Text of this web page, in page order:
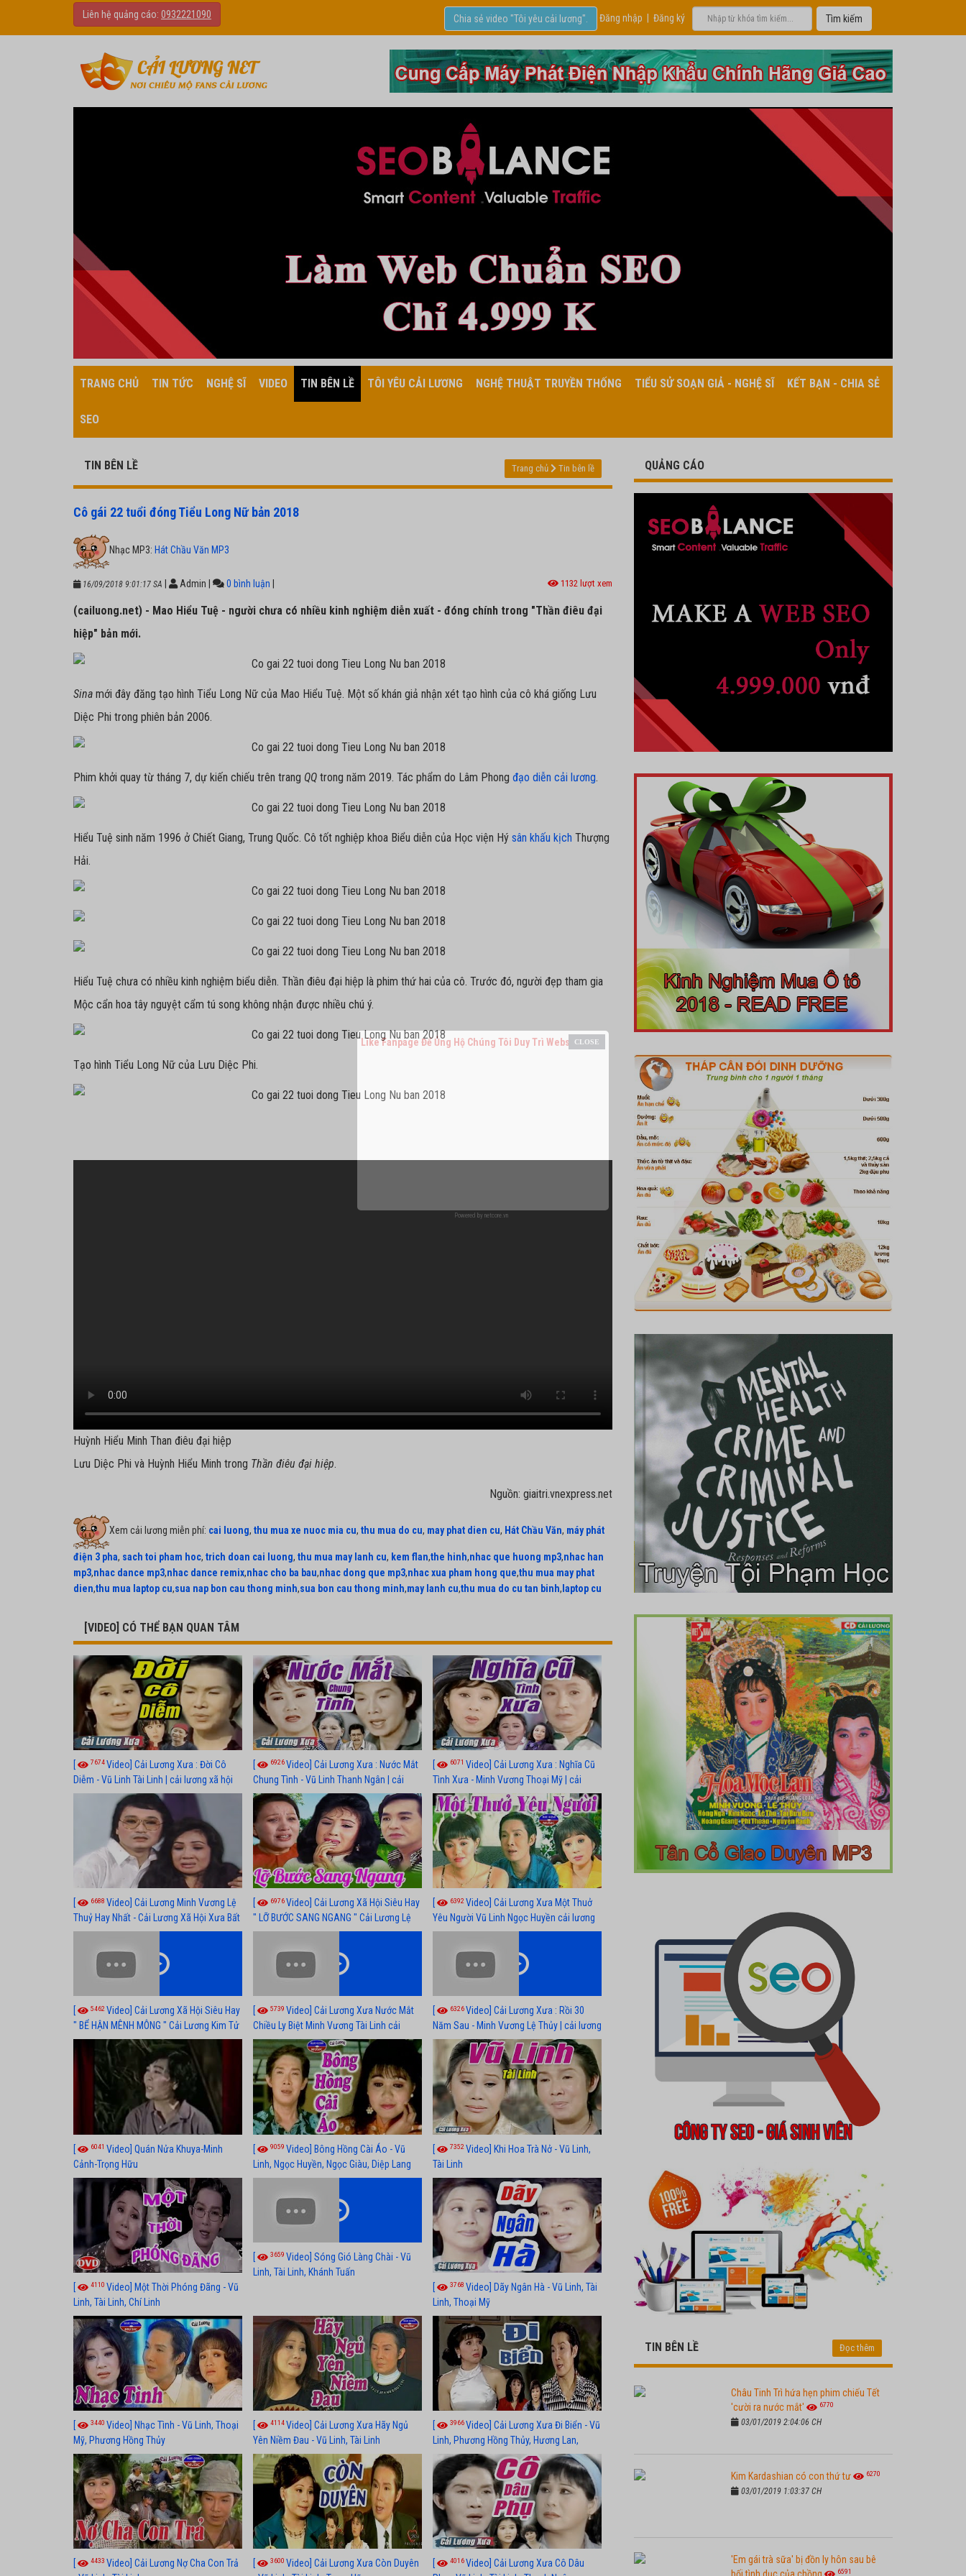
Liên hệ quảng cáo: 0932221090 Đăng nhập Đăng ký
Chia sẻ video "Tôi yêu cải lương".
TRANG CHỦ TIN TỨC NGHỆ SĨ VIDEO TIN BÊN LỀ TÔI YÊU CẢI LƯƠNG NGHỆ THUẬT TRUYỀN THỐNG TIỂU SỬ SOẠN GIẢ - NGHỆ SĨ KẾT BẠN - CHIA SẺ
SEO
TIN BÊN LỀ Trang chủ Tin bên lề
Cô gái 22 tuổi đóng Tiểu Long Nữ bản 2018
Nhạc MP3: Hát Chầu Văn MP3
16/09/2018 9:01:17 SA Admin 0 bình luận 1132 lượt xem
(cailuong.net) - Mao Hiểu Tuệ - người chưa có nhiều kinh nghiệm diễn xuất - đóng chính trong "Thần điêu đại
hiệp" bản mới.
Sina mới đây đăng tạo hình Tiểu Long Nữ của Mao Hiểu Tuệ. Một số khán giả nhận xét tạo hình của cô khá giống Lưu
Diệc Phi trong phiên bản 2006.
Phim khởi quay từ tháng 7, dự kiến chiếu trên trang QQ trong năm 2019. Tác phẩm do Lâm Phong đạo diễn cải lương.
Hiểu Tuệ sinh năm 1996 ở Chiết Giang, Trung Quốc. Cô tốt nghiệp khoa Biểu diễn của Học viện Hý sân khấu kịch Thượng
Hải.
Hiểu Tuệ chưa có nhiều kinh nghiệm biểu diễn. Thần điêu đại hiệp là phim thứ hai của cô. Trước đó, người đẹp tham gia
Mộc cẩn hoa tây nguyệt cẩm tú song không nhận được nhiều chú ý.
Tạo hình Tiểu Long Nữ của Lưu Diệc Phi.
Huỳnh Hiểu Minh Than điêu đại hiệp
Lưu Diệc Phi và Huỳnh Hiểu Minh trong Thần điêu đại hiệp.
Nguồn: giaitri.vnexpress.net
Xem cải lương miễn phí: cai luong, thu mua xe nuoc mia cu, thu mua do cu, may phat dien cu, Hát Chầu Văn, máy phát
điện 3 pha, sach toi pham hoc, trich doan cai luong, thu mua may lanh cu, kem flan,the hinh,nhac que huong mp3,nhac han
mp3,nhac dance mp3,nhac dance remix,nhac cho ba bau,nhac dong que mp3,nhac xua pham hong que,thu mua may phat
dien,thu mua laptop cu,sua nap bon cau thong minh,sua bon cau thong minh,may lanh cu,thu mua do cu tan binh, laptop cu
[VIDEO] CÓ THỂ BẠN QUAN TÂM
[ 7674Video] Cải Lương Xưa : Đời Cô
Diễm - Vũ Linh Tài Linh | cải lương xã hội
hay nhất
[ 6926Video] Cải Lương Xưa : Nước Mắt
Chung Tình - Vũ Linh Thanh Ngân | cải
lương xã hội hay nhất
[ 6071 Video] Cải Lương Xưa : Nghĩa Cũ
Tình Xưa - Minh Vương Thoại Mỹ | cải
lương xã hội hay nhất
[ 6688 Video] Cải Lương Minh Vương Lệ
Thuỷ Hay Nhất - Cải Lương Xã Hội Xưa Bất
Hủ
[ 6976Video] Cải Lương Xã Hội Siêu Hay
" LỠ BƯỚC SANG NGANG " Cải Lương Lệ
Thuỷ, Thanh Tuấn, Hồng Nga
[ 6392 Video] Cải Lương Xưa Một Thuở
Yêu Người Vũ Linh Ngọc Huyền cải lương
xã hội hay nhất
[ 5462 Video] Cải Lương Xã Hội Siêu Hay
" BỂ HẬN MÊNH MÔNG " Cải Lương Kim Tử
Long, Thanh Ngân Hay Nhất
[ 5739 Video] Cải Lương Xưa Nước Mắt
Chiều Ly Biệt Minh Vương Tài Linh cải
lương xã hội hay nhất
[ 6326Video] Cải Lương Xưa : Rồi 30
Năm Sau - Minh Vương Lệ Thủy | cải lương
xã hội hay nhất
[ 6041 Video] Quán Nửa Khuya-Minh
Cảnh-Trọng Hữu
[ 9059 Video] Bông Hồng Cài Áo - Vũ
Linh, Ngọc Huyền, Ngọc Giàu, Diệp Lang
[ 7352 Video] Khi Hoa Trà Nở - Vũ Linh,
Tài Linh
[ 4110 Video] Một Thời Phóng Đãng - Vũ
Linh, Tài Linh, Chí Linh
[ 3659 Video] Sóng Gió Làng Chài - Vũ
Linh, Tài Linh, Khánh Tuấn
[
3768 Video] Dãy Ngân Hà - Vũ Linh, Tài
Linh, Thoại Mỹ
[ 3440 Video] Nhạc Tình - Vũ Linh, Thoại
Mỹ, Phương Hồng Thủy
[ 4114Video] Cải Lương Xưa Hãy Ngủ
Yên Niềm Đau - Vũ Linh, Tài Linh
[ 3966Video] Cải Lương Xưa Đi Biển - Vũ
Linh, Phương Hồng Thủy, Hương Lan,
Thanh Hằng
[ 4433 Video] Cải Lương Nợ Cha Con Trả
[ 3600 Video] Cải Lương Xưa Còn Duyên
[ 4016Video] Cải Lương Xưa Cô Dâu
QUẢNG CÁO
TIN BÊN LỀ Đọc thêm
Châu Tinh Trì hứa hẹn phim chiếu Tết
'cười ra nước mắt'
6770
03/01/2019 2:04:06 CH
Kim Kardashian có con thứ tư 6270
03/01/2019 1:03:37 CH
'Em gái trà sữa' bị đồn ly hôn sau bê
6591
Like Fanpage Để Ủng Hộ Chúng Tôi Duy Trì Website
Powered by netcore.vn